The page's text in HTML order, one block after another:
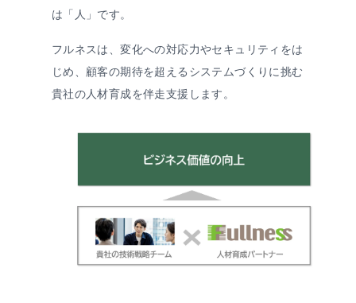
は「人」です。
フルネスは、変化への対応力やセキュリティをは
じめ、顧客の期待を超えるシステムづくりに挑む
貴社の人材育成を伴走支援します。